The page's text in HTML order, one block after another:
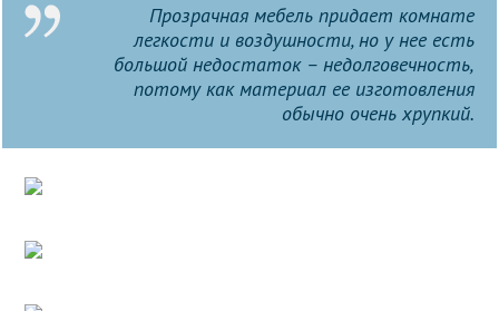
Прозрачная мебель придает комнате
легкости и воздушности, но у нее есть
большой недостаток – недолговечность,
потому как материал ее изготовления
обычно очень хрупкий.